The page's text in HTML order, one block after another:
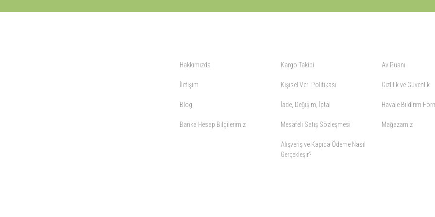
Hakkımızda
İletişim
Blog
Banka Hesap Bilgilerimiz
Kargo Takibi
Kişisel Veri Politikası
İade, Değişim, İptal
Mesafeli Satış Sözleşmesi
Alışveriş ve Kapıda Ödeme Nasıl
Gerçekleşir?
Av Puanı
Gizlilik ve Güvenlik
Havale Bildirim
Mağazamız